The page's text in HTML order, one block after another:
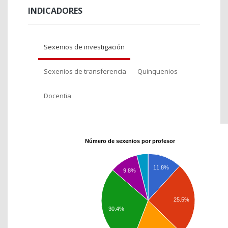
INDICADORES
Sexenios de investigación
Sexenios de transferencia Quinquenios
Docentia
Número de sexenios por profesor
11.8%
25.5%
9.8%
30.4%